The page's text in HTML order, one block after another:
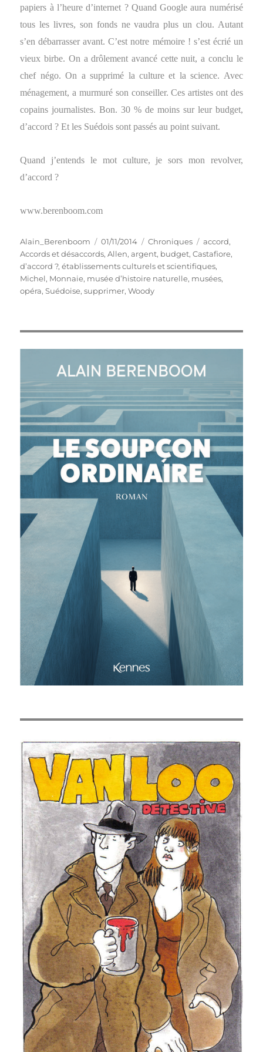
papiers à l’heure d’internet ? Quand Google aura numérisé
tous les livres, son fonds ne vaudra plus un clou. Autant
s’en débarrasser avant. C’est notre mémoire ! s’est écrié un
vieux birbe. On a drôlement avancé cette nuit, a conclu le
chef négo. On a supprimé la culture et la science. Avec
ménagement, a murmuré son conseiller. Ces artistes ont des
copains journalistes. Bon. 30 % de moins sur leur budget,
d’accord ? Et les Suédois sont passés au point suivant.
Quand j’entends le mot culture, je sors mon revolver,
d’accord ?
www.berenboom.com
Auteur
Alain_Berenboom
Publié
le
01/11/2014 Catégories
Chroniques Étiquettes
accord,
Accords et désaccords,Allen,argent, budget,Castafiore,
d’accord ?,établissements culturels et scientifiques,
Michel, Monnaie, musée d’histoire naturelle, musées,
opéra,Suédoise,supprimer,Woody